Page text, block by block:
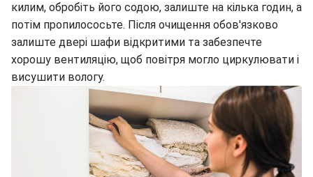
килим, обробіть його содою, залиште на кілька годин, а
потім пропилососьте. Після очищення обов'язково
залиште двері шафи відкритими та забезпечте
хорошу вентиляцію, щоб повітря могло циркулювати і
висушити вологу.